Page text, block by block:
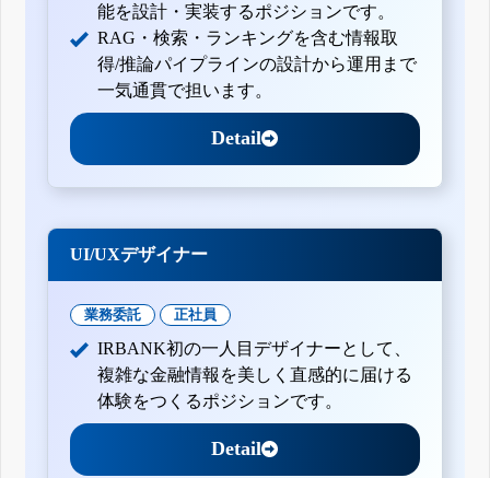
能を設計・実装するポジションです。
RAG・検索・ランキングを含む情報取
得/推論パイプラインの設計から運用まで
一気通貫で担います。
Detail
UI/UXデザイナー
業務委託 正社員
IRBANK初の一人目デザイナーとして、
複雑な金融情報を美しく直感的に届ける
体験をつくるポジションです。
Detail